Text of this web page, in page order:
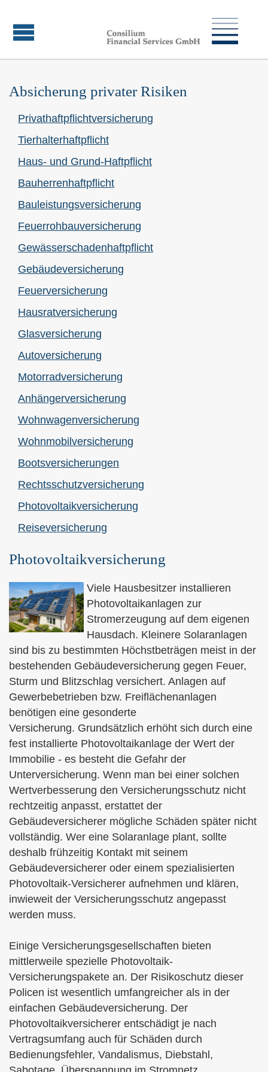
Absicherung privater Risiken
Privathaftpflichtversicherung
Tierhalterhaftpflicht
Haus- und Grund-Haft­pflicht
Bau­herren­haft­pflicht
Bauleistungsversicherung
Feuerrohbauversicherung
Gewässerschadenhaftpflicht
Ge­bäude­ver­si­che­rung
Feuerversicherung
Haus­rat­ver­si­che­rung
Glasversicherung
Auto­ver­si­che­rung
Motor­rad­ver­sicherung
Anhängerversicherung
Wohnwagenversicherung
Wohnmobilversicherung
Bootsversicherungen
Rechts­schutz­ver­si­che­rung
Photo­voltaik­ver­si­che­rung
Reiseversicherung
Photo­voltaik­ver­si­che­rung
Viele Hausbesitzer installieren
Photovoltaikanlagen zur
Stromerzeugung auf dem eigenen
Hausdach. Kleinere Solaranlagen
sind bis zu bestimmten Höchstbeträgen meist in der
bestehenden Ge­bäude­ver­si­che­rung gegen Feuer,
Sturm und Blitzschlag versichert. Anlagen auf
Gewerbebetrieben bzw. Freiflächenanlagen
benötigen eine gesonderte
Versicherung. Grundsätzlich erhöht sich durch eine
fest installierte Photovoltaikanlage der Wert der
Immobilie - es besteht die Gefahr der
Unterversicherung. Wenn man bei einer solchen
Wertverbesserung den Versicherungsschutz nicht
rechtzeitig anpasst, erstattet der
Gebäudeversicherer mögliche Schäden später nicht
vollständig. Wer eine Solaranlage plant, sollte
deshalb frühzeitig Kontakt mit seinem
Gebäudeversicherer oder einem spezialisierten
Photovoltaik-Versicherer aufnehmen und klären,
inwieweit der Versicherungsschutz angepasst
werden muss.
Einige Versicherungsgesellschaften bieten
mittlerweile spezielle Photovoltaik-
Versicherungspakete an. Der Risikoschutz dieser
Policen ist wesentlich umfangreicher als in der
einfachen Ge­bäude­ver­si­che­rung. Der
Photovoltaikversicherer entschädigt je nach
Vertragsumfang auch für Schäden durch
Bedienungsfehler, Vandalismus, Diebstahl,